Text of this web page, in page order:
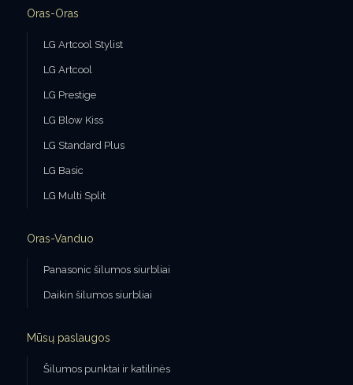
Oras-Oras
LG Artcool Stylist
LG Artcool
LG Prestige
LG Blow Kiss
LG Standard Plus
LG Basic
LG Multi Split
Oras-Vanduo
Panasonic šilumos siurbliai
Daikin šilumos siurbliai
Mūsų paslaugos
Šilumos punktai ir katilinės